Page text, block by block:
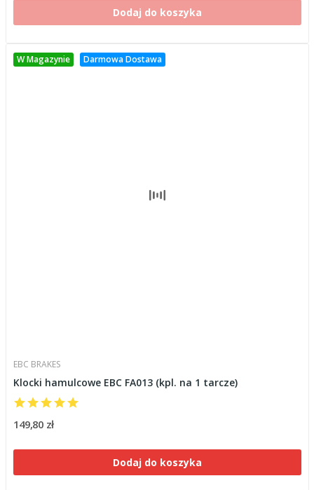
Dodaj do koszyka
W Magazynie Darmowa Dostawa
EBC BRAKES
Klocki hamulcowe EBC FA013 (kpl. na 1 tarcze)
149,80 zł
Dodaj do koszyka